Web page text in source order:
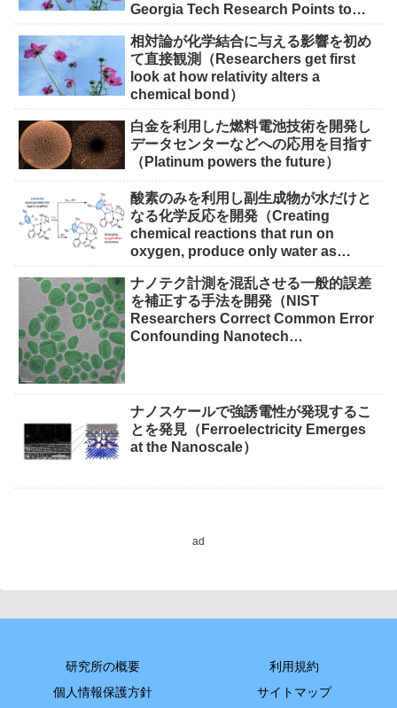
Georgia Tech Research Points to
相対論が化学結合に与える影響を初め
て直接観測（Researchers get first
look at how relativity alters a
chemical bond）
白金を利用した燃料電池技術を開発し
データセンターなどへの応用を目指す
（Platinum powers the future）
酸素のみを利用し副生成物が水だけと
なる化学反応を開発（Creating
chemical reactions that run on
oxygen, produce only water as
ナノテク計測を混乱させる一般的誤差
を補正する手法を開発（NIST
Researchers Correct Common Error
Confounding Nanotech
ナノスケールで強誘電性が発現するこ
とを発見（Ferroelectricity Emerges
at the Nanoscale）
ad
研究所の概要
利用規約
個人情報保護方針
サイトマップ